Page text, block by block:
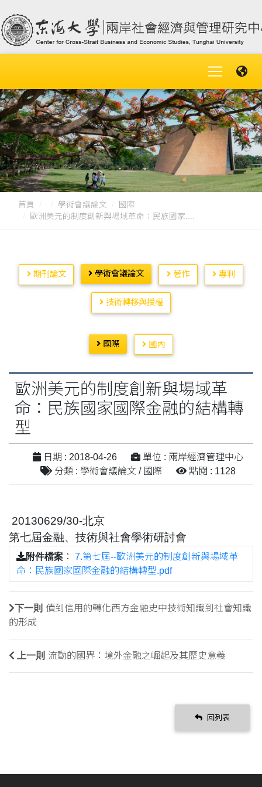
首頁 學術會議論文
國際
歐洲美元的制度創新與場域革命：民族國家....
期刊論文 學術會議論文 著作 專利
技術轉移與授權
國際 國內
歐洲美元的制度創新與場域革
命：民族國家國際金融的結構轉
型
日期 : 2018-04-26
單位 : 兩岸經濟管理中心
分類 : 學術會議論文 / 國際
點閱 : 1128
20130629/30-北京
第七屆金融、技術與社會學術研討會
附件檔案 ： 7.第七屆--歐洲美元的制度創新與場域革
命：民族國家國際金融的結構轉型.pdf
下一則 債到信用的轉化西方金融史中技術知識到社會知識
的形成
上一則 流動的國界：境外金融之崛起及其歷史意義
回列表